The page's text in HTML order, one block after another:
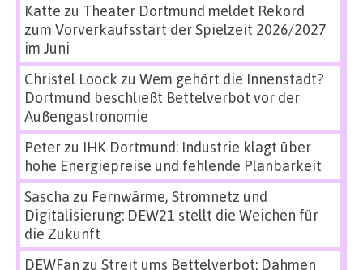
Katte zu Theater Dortmund meldet Rekord
zum Vorverkaufsstart der Spielzeit 2026/2027
im Juni
Christel Loock zu Wem gehört die Innenstadt?
Dortmund beschließt Bettelverbot vor der
Außengastronomie
Peterzu IHK Dortmund: Industrie klagt über
hohe Energiepreise und fehlende Planbarkeit
Sascha zu Fernwärme, Stromnetz und
Digitalisierung: DEW21 stellt die Weichen für
die Zukunft
DEWFan zu Streit ums Bettelverbot: Dahmen